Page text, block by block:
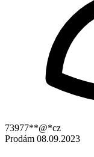
73977**@*cz
Prodám 08.09.2023